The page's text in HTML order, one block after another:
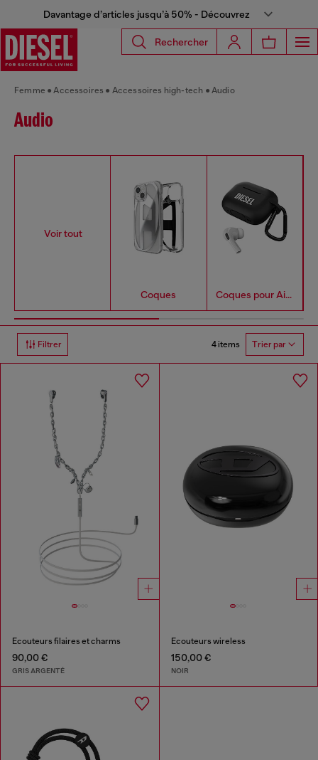
Davantage d’articles jusqu’à 50% - Découvrez
Rechercher
Femme Accessoires Accessoires high-tech Audio
Audio
Voir tout
Coques Coques pour AirPods
Filtrer 4 items Trier par
Écouteurs filaires et charms
90,00 €
GRIS ARGENTÉ
Ecouteurs wireless
150,00 €
NOIR